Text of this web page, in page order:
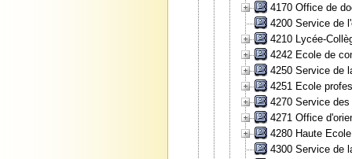
4170 Office de
4200 Service de
4210 Lycée-
4242 Ecole de
4250 Service de
4251 Ecole
4270 Service
4271 Office
4280 Haute
4300 Service de